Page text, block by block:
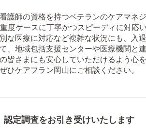
護師の資格を持つベテランのケアマネジ
度ケースに丁寧かつスピーディに対応い
な医療に対応など複雑な状況にも、入
、地域包括支援センターや医療機関と
皆さまにも安心していただけるよう心
ぜひケアフラン岡山にご相談ください。
認定調査をお引き受けいたします